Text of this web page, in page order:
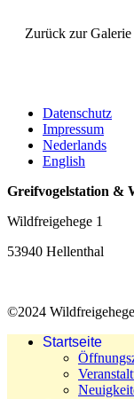
Zurück zur Galerie
Datenschutz
Impressum
Nederlands
English
Greifvogelstation &
Wildfreigehege 1
53940 Hellenthal
©2024
Startseite